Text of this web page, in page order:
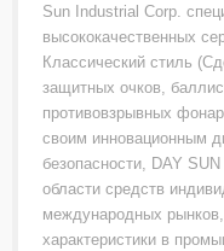
Sun Industrial Corp.
высококачественных
Классический стиль
защитных очков,
противовзрывных
своим инновационным
безопасности, DAY
области средств
международных
характеристики в